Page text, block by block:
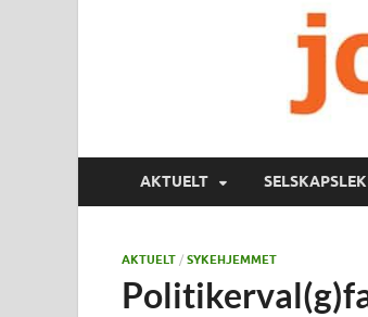
AKTUELT
AKTUELT / SYKEHJEMMET